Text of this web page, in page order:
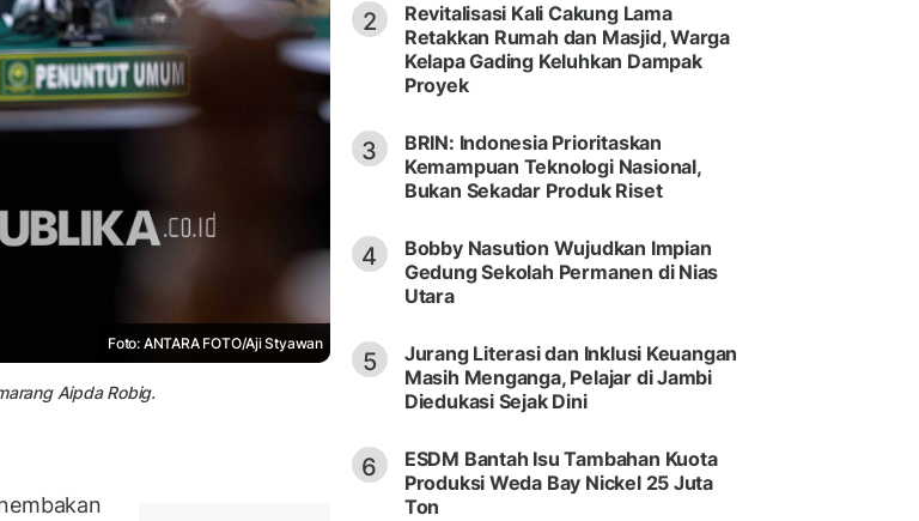
Foto: ANTARA FOTO/Aji Styawan
Aipda Robig.
2
Revitalisasi Kali Cakung Lama
Retakkan Rumah dan Masjid, Warga
Kelapa Gading Keluhkan Dampak
Proyek
3
BRIN: Indonesia Prioritaskan
Kemampuan Teknologi Nasional,
Bukan Sekadar Produk Riset
4
Bobby Nasution Wujudkan Impian
Gedung Sekolah Permanen di Nias
Utara
5
Jurang Literasi dan Inklusi Keuangan
Masih Menganga, Pelajar di Jambi
Diedukasi Sejak Dini
6
ESDM Bantah Isu Tambahan Kuota
Produksi Weda Bay Nickel 25 Juta
Ton